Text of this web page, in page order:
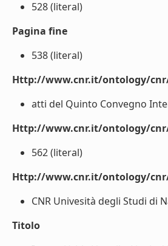
528 (literal)
Pagina fine
538 (literal)
Http://www.cnr.it/ontology/
atti del Quinto Convegno
Http://www.cnr.it/ontology/
562 (literal)
Http://www.cnr.it/ontology/
CNR Univesità degli Studi di
Titolo